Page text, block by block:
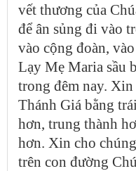
vết thương của
để ân sủng đi vào
vào cộng đoàn,
Lạy Mẹ Maria sầu
trong đêm nay.
Thánh Giá bằng
hơn, trung thành
hơn. Xin cho
trên con đường